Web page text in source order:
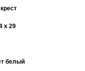
х 29
белый